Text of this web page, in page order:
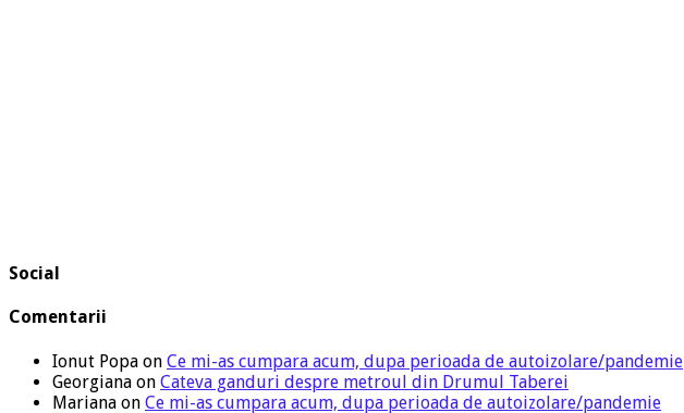
Social
Comentarii
Ionut Popa on Ce mi-as cumpara acum, dupa perioada de autoizolare/pandemie
Georgiana on Cateva ganduri despre metroul din Drumul Taberei
Mariana on Ce mi-as cumpara acum, dupa perioada de autoizolare/pandemie